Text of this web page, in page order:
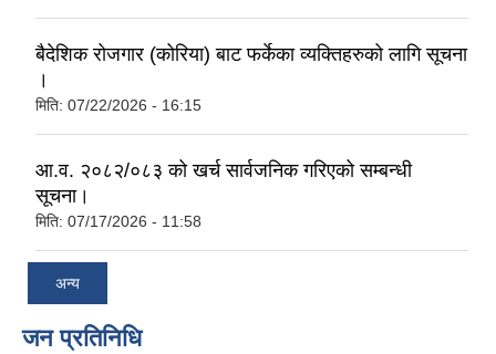
बैदेशिक रोजगार (कोरिया) बाट फर्केका व्यक्तिहरुको लागि सूचना
।
मिति: 07/22/2026 - 16:15
आ.व. २०८२/०८३ को खर्च सार्वजनिक गरिएको सम्बन्धी
सूचना।
मिति: 07/17/2026 - 11:58
अन्य
जन प्रतिनिधि